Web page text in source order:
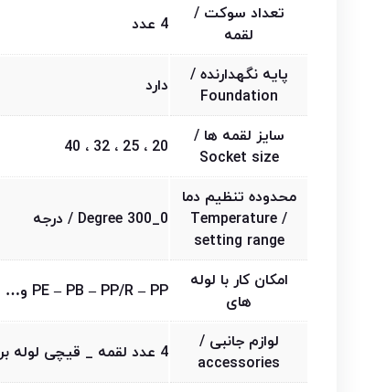
تعداد سوکت /
لقمه
4 عدد
پایه نگهدارنده /
Foundation
دارد
سایز لقمه ها /
Socket size
20 ، 25 ، 32 ، 40
محدوده تنظیم دما
/ Temperature
setting range
0_300 Degree / درجه
امکان کار با لوله
های
PE – PB – PP/R – PP و…
لوازم جانبی /
accessories
4 عدد لقمه _ قیچی لوله بر _ دستکش صنعتی _ آچار آلن _ پایه نگهدارنده